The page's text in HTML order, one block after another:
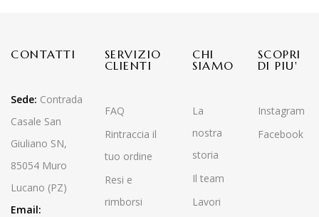
CONTATTI
Sede: Contrada
Casale San
Giuliano SN,
85054 Muro
Lucano (PZ)
Email:
SERVIZIO
CLIENTI
FAQ
Rintraccia il
tuo ordine
Resi e
rimborsi
CHI
SIAMO
La
nostra
storia
Il team
Lavori
SCOPRI
DI PIU'
Instagram
Facebook